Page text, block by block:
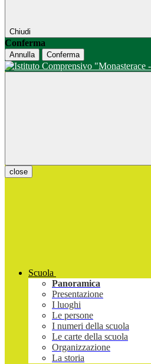
Chiudi
Conferma
Annulla Conferma
close
Scuola
Panoramica
Presentazione
I luoghi
Le persone
I numeri della scuola
Le carte della scuola
Organizzazione
La storia